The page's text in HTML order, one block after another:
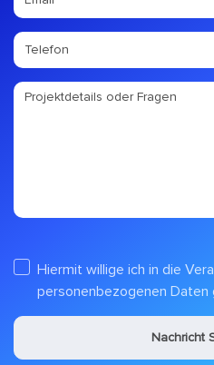
Hiermit willige ich in die
personenbezogenen Daten
Nachricht